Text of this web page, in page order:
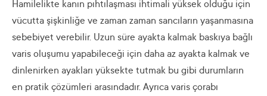
Hamilelikte kanın pıhtılaşması ihtimali yüksek olduğu için
vücutta şişkinliğe ve zaman zaman sancıların yaşanmasına
sebebiyet verebilir. Uzun süre ayakta kalmak baskıya bağlı
varis oluşumu yapabileceği için daha az ayakta kalmak ve
dinlenirken ayakları yüksekte tutmak bu gibi durumların
en pratik çözümleri arasındadır. Ayrıca varis çorabı